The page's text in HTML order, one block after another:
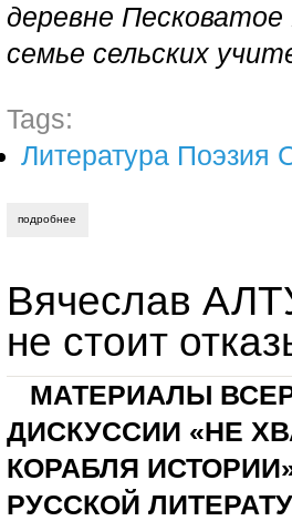
деревне Песковатое
семье сельских
Tags:
Литература Поэзия
подробнее
Вячеслав
не стоит
МАТЕРИАЛЫ
ДИСКУССИИ «НЕ
КОРАБЛЯ
РУССКОЙ